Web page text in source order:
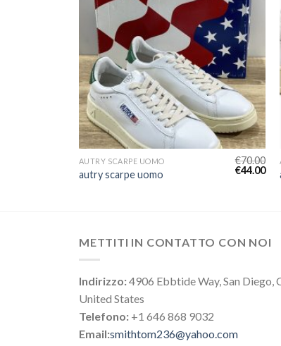
AUTRY SCARPE UOMO
autry scarpe uomo
€70.00
€44.00
METTITI IN CONTATTO CON NOI
Indirizzo:4906 Ebbtide Way, San Diego,
United States
Telefono: +1 646 868 9032
Email:smithtom236@yahoo.com